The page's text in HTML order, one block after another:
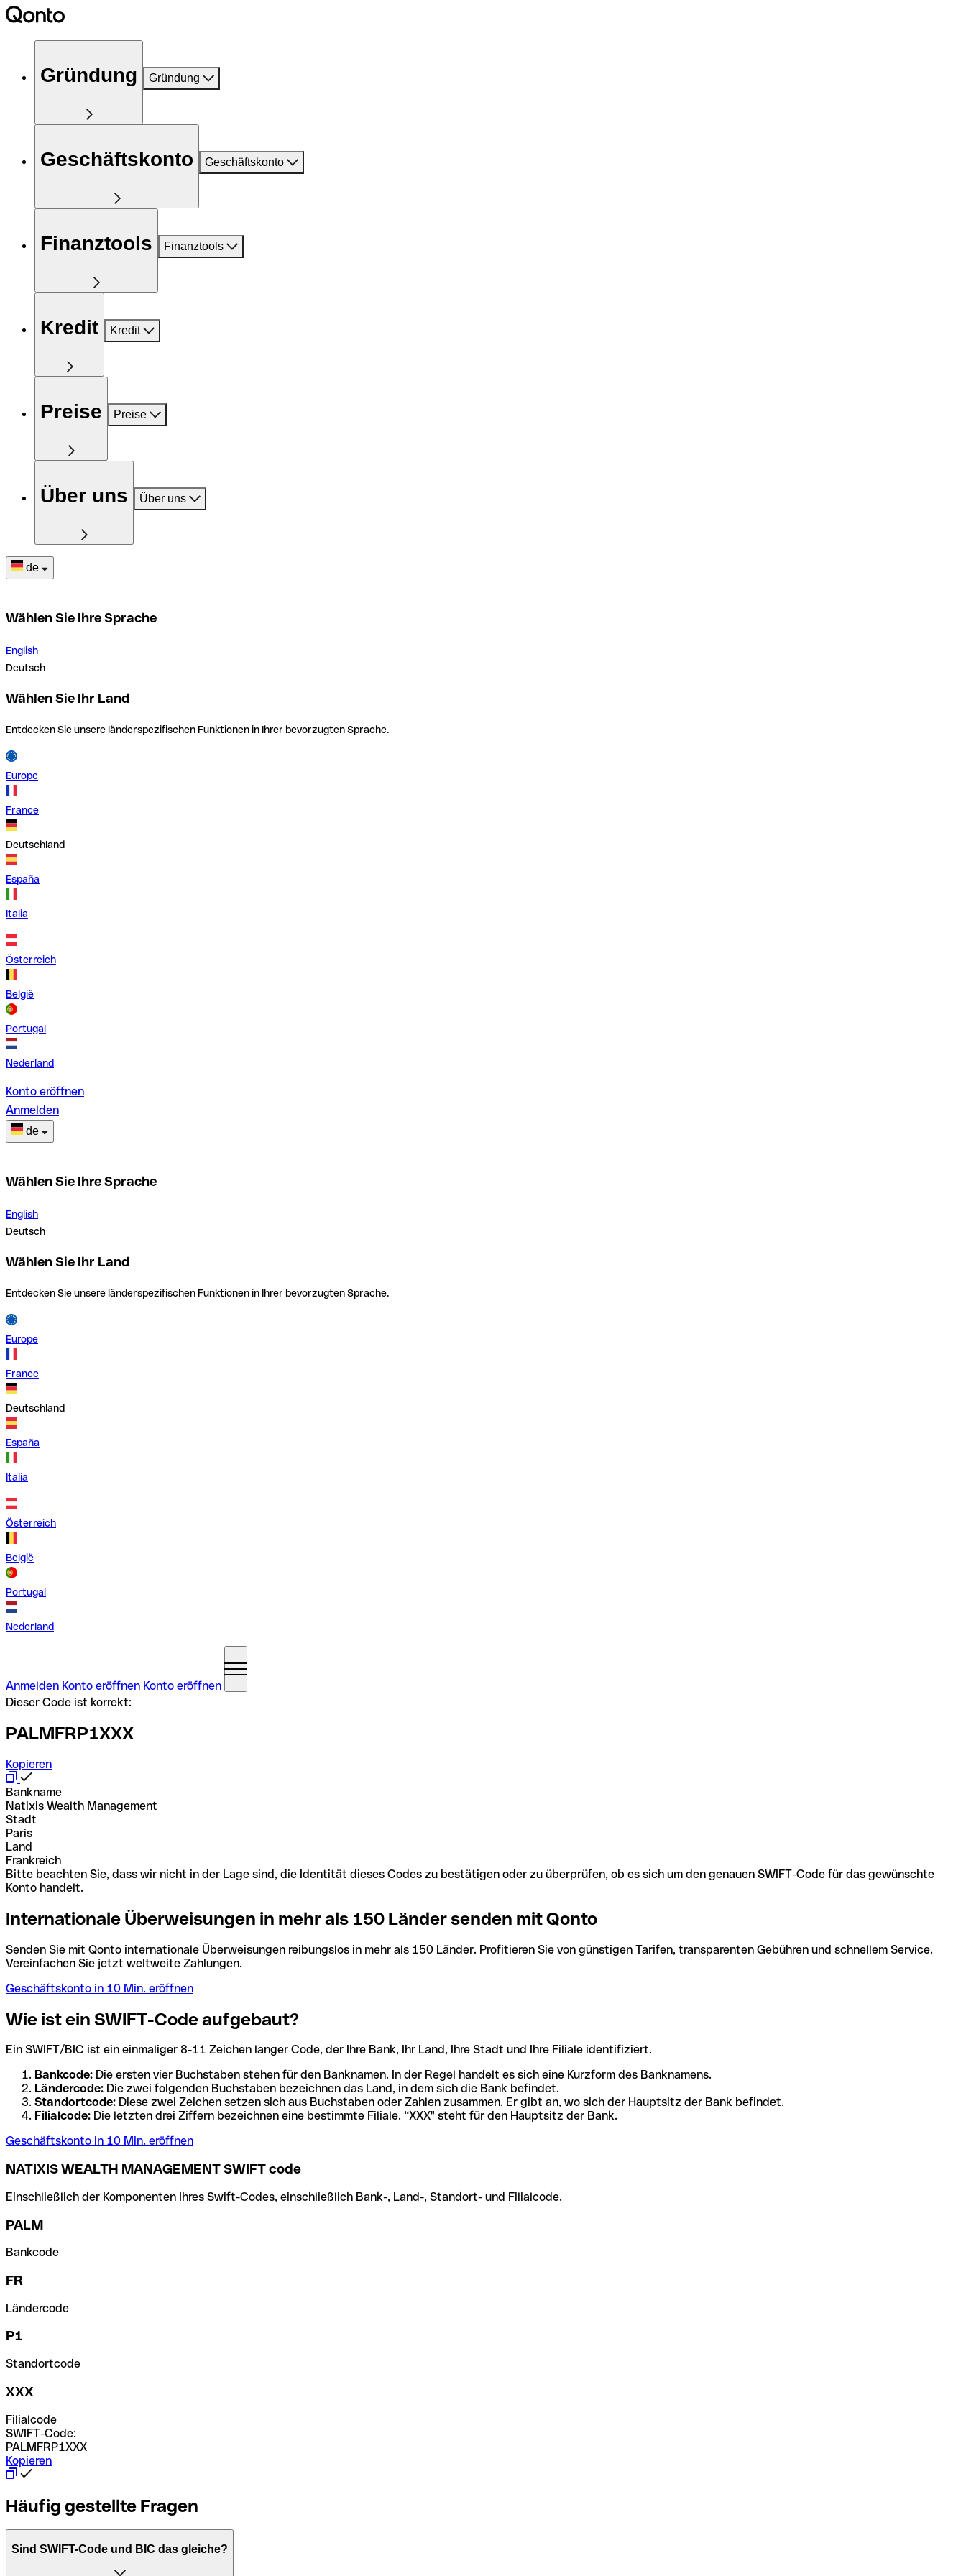
Gründung Gründung
Geschäftskonto Geschäftskonto
Finanztools Finanztools
Kredit Kredit
Preise Preise
Über uns Über uns
de
Wählen Sie Ihre Sprache
English
Deutsch
Wählen Sie Ihr Land
Entdecken Sie unsere länderspezifischen Funktionen in Ihrer bevorzugten Sprache.
Europe
France
Deutschland
España
Italia
Österreich
België
Portugal
Nederland
Konto eröffnen
Anmelden
de
Wählen Sie Ihre Sprache
English
Deutsch
Wählen Sie Ihr Land
Entdecken Sie unsere länderspezifischen Funktionen in Ihrer bevorzugten Sprache.
Europe
France
Deutschland
España
Italia
Österreich
België
Portugal
Nederland
Anmelden Konto eröffnen Konto eröffnen
Dieser Code ist korrekt:
PALMFRP1XXX
Kopieren
Bankname
Natixis Wealth Management
Stadt
Paris
Land
Frankreich
Bitte beachten Sie, dass wir nicht in der Lage sind, die Identität dieses Codes zu bestätigen oder zu überprüfen, ob es sich um den genauen SWIFT-Code für das gewünschte
Konto handelt.
Internationale Überweisungen in mehr als 150 Länder senden mit Qonto
Senden Sie mit Qonto internationale Überweisungen reibungslos in mehr als 150 Länder. Profitieren Sie von günstigen Tarifen, transparenten Gebühren und schnellem Service.
Vereinfachen Sie jetzt weltweite Zahlungen.
Geschäftskonto in 10 Min. eröffnen
Wie ist ein SWIFT-Code aufgebaut?
Ein SWIFT/BIC ist ein einmaliger 8-11 Zeichen langer Code, der Ihre Bank, Ihr Land, Ihre Stadt und Ihre Filiale identifiziert.
Bankcode: Die ersten vier Buchstaben stehen für den Banknamen. In der Regel handelt es sich eine Kurzform des Banknamens.
Ländercode: Die zwei folgenden Buchstaben bezeichnen das Land, in dem sich die Bank befindet.
Standortcode: Diese zwei Zeichen setzen sich aus Buchstaben oder Zahlen zusammen. Er gibt an, wo sich der Hauptsitz der Bank befindet.
Filialcode: Die letzten drei Ziffern bezeichnen eine bestimmte Filiale. “XXX" steht für den Hauptsitz der Bank.
Geschäftskonto in 10 Min. eröffnen
NATIXIS WEALTH MANAGEMENT SWIFT code
Einschließlich der Komponenten Ihres Swift-Codes, einschließlich Bank-, Land-, Standort- und Filialcode.
PALM
Bankcode
FR
Ländercode
P1
Standortcode
XXX
Filialcode
SWIFT-Code:
PALMFRP1XXX
Kopieren
Häufig gestellte Fragen
Sind SWIFT-Code und BIC das gleiche?